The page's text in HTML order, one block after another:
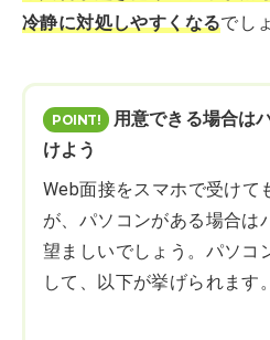
冷静に対処しやすくなるでし
用意できる場合は
けよう
Web面接をスマホで受けて
が、パソコンがある場合は
望ましいでしょう。パソコ
して、以下が挙げられます。